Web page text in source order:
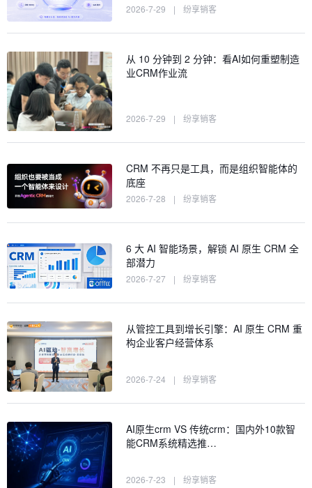
2026-7-29 | 纷享销客
从 10 分钟到 2 分钟：看AI如何重塑制造
业CRM作业流
2026-7-29 | 纷享销客
CRM 不再只是工具，而是组织智能体的
底座
2026-7-28 | 纷享销客
6 大 AI 智能场景，解锁 AI 原生 CRM 全
部潜力
2026-7-27 | 纷享销客
从管控工具到增长引擎：AI 原生 CRM 重
构企业客户经营体系
2026-7-24 | 纷享销客
AI原生crm VS 传统crm：国内外10款智
能CRM系统精选推…
2026-7-23 | 纷享销客